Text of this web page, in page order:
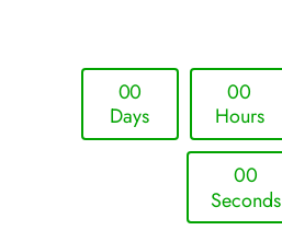
00
Days
00
Hours
00
Seconds